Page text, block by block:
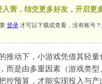
入营，结交更多好友，开启更
登录 才可以下载或查看，没有账号？
推动下，小游戏凭借其轻
而是由多重因素（游戏类
控预算，才能实现投入与产